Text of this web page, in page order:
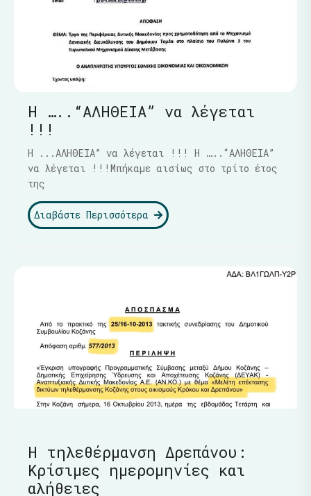
Η …..“ΑΛΗΘΕΙΑ” να λέγεται
!!!
Η ...ΑΛΗΘΕΙΑ” να λέγεται !!! Η …..“ΑΛΗΘΕΙΑ”
να λέγεται !!!Μπήκαμε αισίως στο τρίτο έτος
της
Διαβάστε Περισσότερα
Η τηλεθέρμανση Δρεπάνου:
Κρίσιμες ημερομηνίες και
αλήθειες